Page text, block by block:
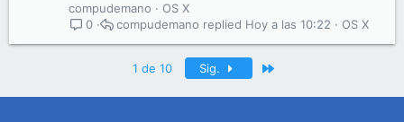
compudemano
OS X
0
OS X
Hoy a las 10:22
compudemano
1 de 10 Sig.